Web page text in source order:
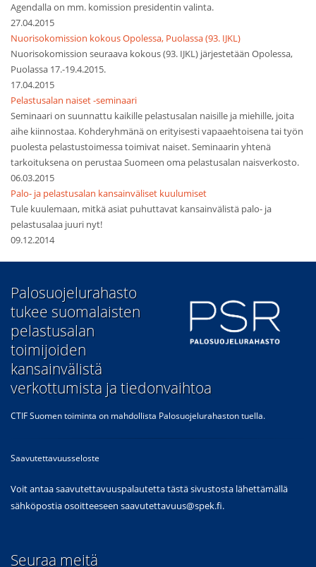
Agendalla on mm. komission presidentin valinta.
27.04.2015
Nuorisokomission kokous Opolessa, Puolassa (93. IJKL)
Nuorisokomission seuraava kokous (93. IJKL) järjestetään Opolessa,
Puolassa 17.-19.4.2015.
17.04.2015
Pelastusalan naiset -seminaari
Seminaari on suunnattu kaikille pelastusalan naisille ja miehille, joita
aihe kiinnostaa. Kohderyhmänä on erityisesti vapaaehtoisena tai työn
puolesta pelastustoimessa toimivat naiset. Seminaarin yhtenä
tarkoituksena on perustaa Suomeen oma pelastusalan naisverkosto.
06.03.2015
Palo- ja pelastusalan kansainväliset kuulumiset
Tule kuulemaan, mitkä asiat puhuttavat kansainvälistä palo- ja
pelastusalaa juuri nyt!
09.12.2014
​Palosuojelurahasto
tukee suomalaisten
pelastusalan
toimijoiden
kansainvälistä
verkottumista ja tiedonvaihtoa
CTIF Suomen toiminta on mahdollista Palosuojelurahaston tuella.
Saavutettavuusseloste
Voit antaa saavutettavuuspalautetta tästä sivustosta lähettämällä
sähköpostia osoitteeseen saavutettavuus@spek.fi.
Seuraa meitä